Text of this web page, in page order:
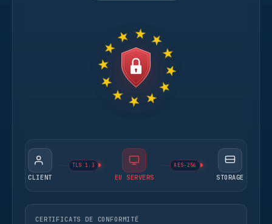
CLIENT
TLS 1.3
EU SERVERS
AES-256
STORAGE
CERTIFICATS DE CONFORMITÉ